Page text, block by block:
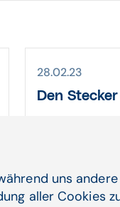
28.02.23
Den
... uns
aller Cookies